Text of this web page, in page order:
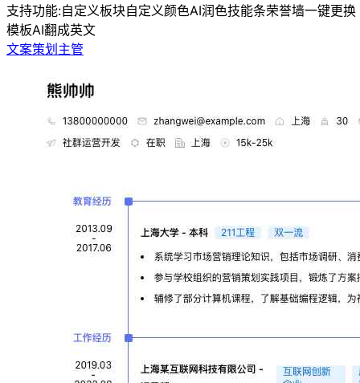
支持功能:自定义板块自定义颜色AI润色技能条荣誉墙一键更换
模板AI翻成英文
文案策划主管